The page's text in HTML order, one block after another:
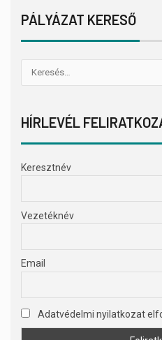
PÁLYÁZAT KERESŐ
HÍRLEVÉL
Keresztnév
Vezetéknév
Email
Adatvédelmi nyilatkozat